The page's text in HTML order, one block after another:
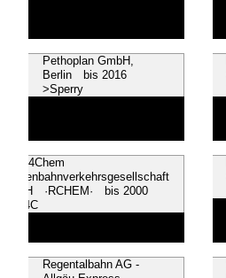
Pethoplan GmbH,
Berlin bis 2016
>Sperry
Rail4Chem
Eisenbahnverkehrsgesellschaft
mbH ·RCHEM· bis 2000
>R4C
Regentalbahn AG -